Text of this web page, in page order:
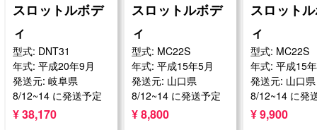
スロットルボデ
ィ
型式: DNT31
年式: 平成20年9月
発送元: 岐阜県
8/12~14 に発送予定
¥ 38,170
スロットルボデ
ィ
型式: MC22S
年式: 平成15年5月
発送元: 山口県
8/12~14 に発送予定
¥ 8,800
スロット
ィ
型式: MC22S
年式: 平成15
発送元: 山口県
8/12~14 に発
¥ 9,900